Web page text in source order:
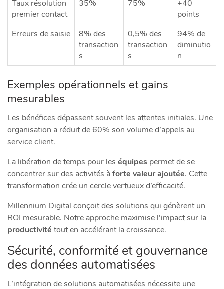
Taux résolution
premier contact
35% 75%
+40
points
Erreurs de saisie
8% des
transaction
s
0,5% des
transaction
s
94% de
diminutio
n
Exemples opérationnels et gains
mesurables
Les bénéfices dépassent souvent les attentes initiales. Une
organisation a réduit de 60% son volume d’appels au
service client.
La libération de temps pour les équipes permet de se
concentrer sur des activités àforte valeur ajoutée. Cette
transformation crée un cercle vertueux d’efficacité.
Millennium Digital conçoit des solutions qui génèrent un
ROI mesurable. Notre approche maximise l’impact sur la
productivité tout en accélérant la croissance.
Sécurité, conformité et gouvernance
des données automatisées
L’intégration de solutions automatisées nécessite une